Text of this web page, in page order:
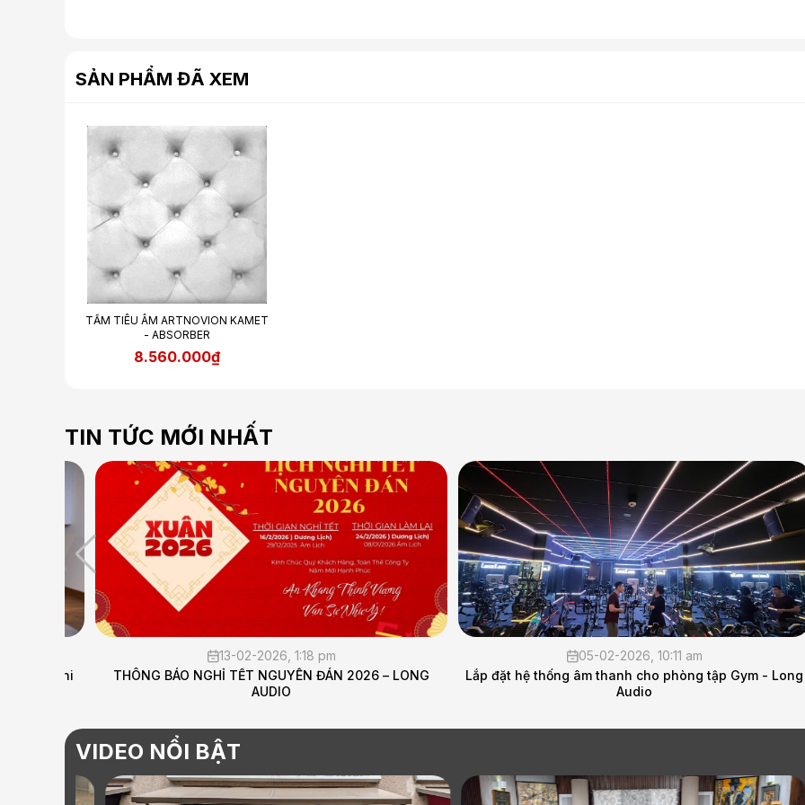
SẢN PHẨM ĐÃ XEM
TẤM TIÊU ÂM ARTNOVION KAMET
- ABSORBER
8.560.000₫
TIN TỨC MỚI NHẤT
13-02-2026, 1:18 pm
THÔNG BÁO NGHỈ TẾT NGUYÊN ĐÁN 2026 – LONG
AUDIO
05-02-2026, 10:11 am
Lắp đặt hệ thống âm thanh cho phòng tập Gym - Long
Audio
VIDEO NỔI BẬT